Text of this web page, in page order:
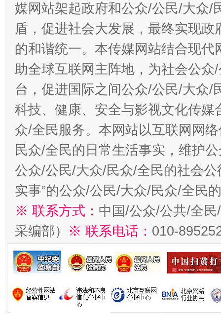
媒网站架起政府和公众/公民/大众/
盾，促进社会大发展，最终实现
的和谐统一。本传媒网站结合现
助全球互联网主阵地，为社会公
台，促进国际之间公众/公民/大众/
科技、健康、安全与影视文化传
众/全民服务。本网站以互联网网
民众/全民的日常生活事实，维护
公众/公民/大众/民众/全民的社会公
实事”的公众/公民/大众/民众/全民
※ 联系方式： 中国/公众/公共/全
采编部） ※ 联系电话： 010-